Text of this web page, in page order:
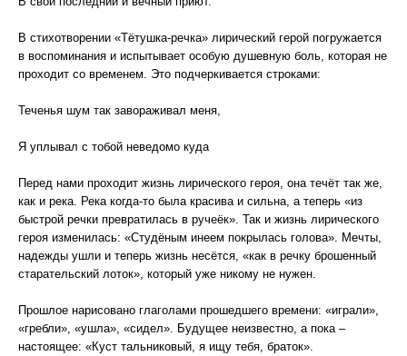
В стихотворении «Тётушка-речка» лирический герой погружается
в воспоминания и испытывает особую душевную боль, которая не
проходит со временем. Это подчеркивается строками:
Теченья шум так завораживал меня,
Я уплывал с тобой неведомо куда
Перед нами проходит жизнь лирического героя, она течёт так же,
как и река. Река когда-то была красива и сильна, а теперь «из
быстрой речки превратилась в ручеёк». Так и жизнь лирического
героя изменилась: «Студёным инеем покрылась голова». Мечты,
надежды ушли и теперь жизнь несётся, «как в речку брошенный
старательский лоток», который уже никому не нужен.
Прошлое нарисовано глаголами прошедшего времени: «играли»,
«гребли», «ушла», «сидел». Будущее неизвестно, а пока –
настоящее: «Куст тальниковый, я ищу тебя, браток».